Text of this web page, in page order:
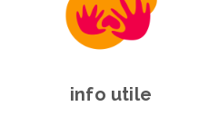
info utile